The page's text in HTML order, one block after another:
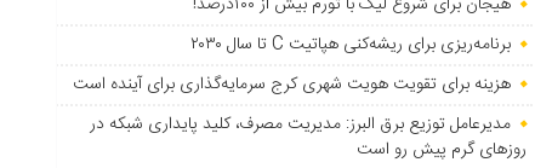
برنامه‌ریزی برای ریشه‌کنی هپاتیت C تا سال ۲۰۳۰
هزینه برای تقویت هویت شهری کرج سرمایه‌گذاری برای آینده است
مدیرعامل توزیع برق البرز: مدیریت مصرف، کلید پایداری شبکه در
روزهای گرم پیش رو است